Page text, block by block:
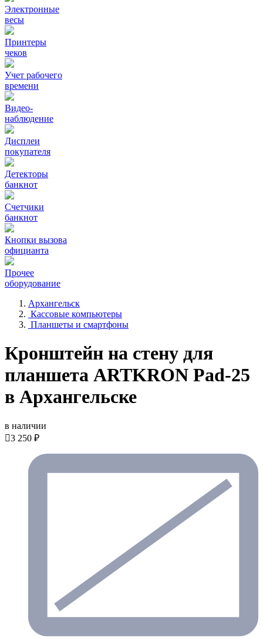
Электронные
весы
Принтеры
чеков
Учет рабочего
времени
Видео‑
наблюдение
Дисплеи
покупателя
Детекторы
банкнот
Счетчики
банкнот
Кнопки вызова
официанта
Прочее
оборудование
Архангельск
Кассовые компьютеры
Планшеты и смартфоны
Кронштейн на стену для
планшета ARTKRON Pad-25
в Архангельске
в наличии
3 250 ₽